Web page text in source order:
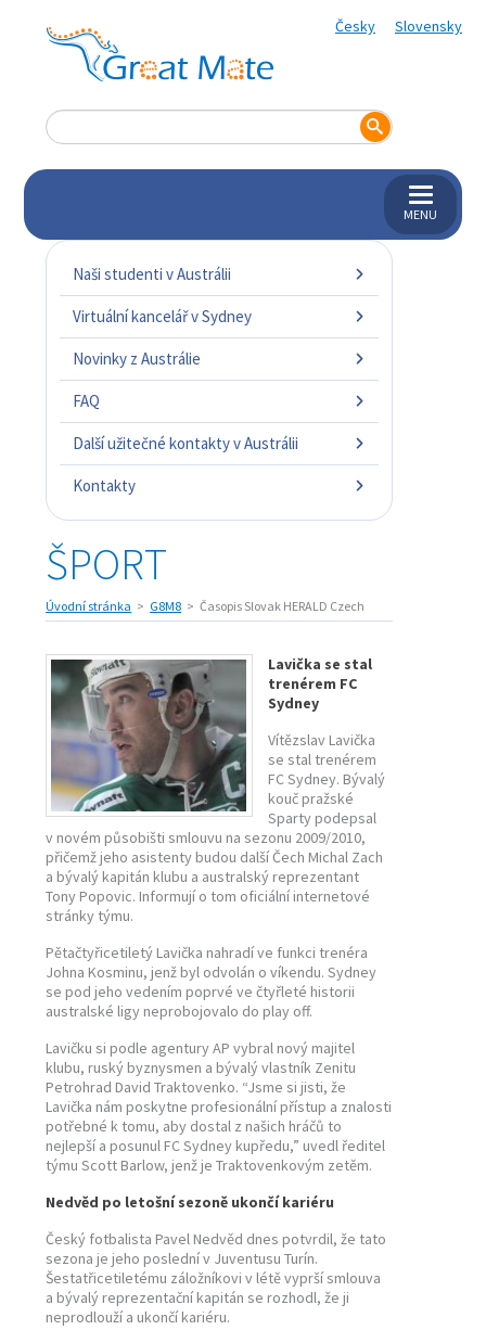
Česky Slovensky
MENU
Naši studenti v Austrálii
Virtuální kancelář v Sydney
Novinky z Austrálie
FAQ
Další užitečné kontakty v Austrálii
Kontakty
ŠPORT
Úvodní stránka G8M8 Časopis Slovak HERALD Czech
Lavička se stal
trenérem FC
Sydney
Vítězslav Lavička
se stal trenérem
FC Sydney. Bývalý
kouč pražské
Sparty podepsal
v novém působišti smlouvu na sezonu 2009/2010,
přičemž jeho asistenty budou další Čech Michal Zach
a bývalý kapitán klubu a australský reprezentant
Tony Popovic. Informují o tom oficiální internetové
stránky týmu.
Pětačtyřicetiletý Lavička nahradí ve funkci trenéra
Johna Kosminu, jenž byl odvolán o víkendu. Sydney
se pod jeho vedením poprvé ve čtyřleté historii
australské ligy neprobojovalo do play off.
Lavičku si podle agentury AP vybral nový majitel
klubu, ruský byznysmen a bývalý vlastník Zenitu
Petrohrad David Traktovenko. “Jsme si jisti, že
Lavička nám poskytne profesionální přístup a znalosti
potřebné k tomu, aby dostal z našich hráčů to
nejlepší a posunul FC Sydney kupředu,” uvedl ředitel
týmu Scott Barlow, jenž je Traktovenkovým zetěm.
Nedvěd po letošní sezoně ukončí kariéru
Český fotbalista Pavel Nedvěd dnes potvrdil, že tato
sezona je jeho poslední v Juventusu Turín.
Šestatřicetiletému záložníkovi v létě vyprší smlouva
a bývalý reprezentační kapitán se rozhodl, že ji
neprodlouží a ukončí kariéru.